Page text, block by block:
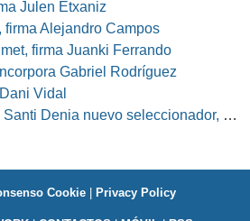
Julen Etxaniz
Alejandro Campos
firma Juanki Ferrando
Gabriel Rodríguez
Vidal
nuevo seleccionador, Pablo Amo su ayudante
Cookie| Privacy Policy